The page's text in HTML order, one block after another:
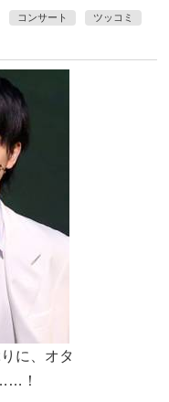
コンサート
ツッコミ
に、オタ
！